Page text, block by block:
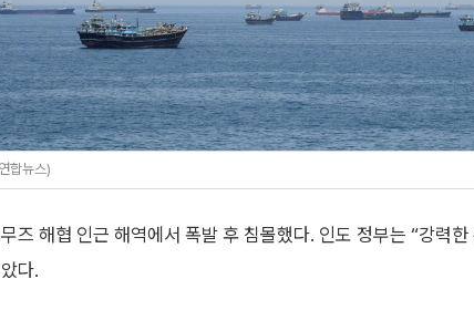
합뉴스)
즈 해협 인근 해역에서 폭발 후 침몰했다. 인도 정부는 “강력
다.